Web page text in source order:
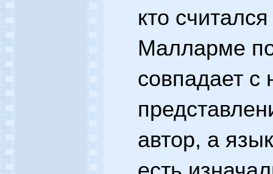
кто
Малларме
совпадает
автор, а